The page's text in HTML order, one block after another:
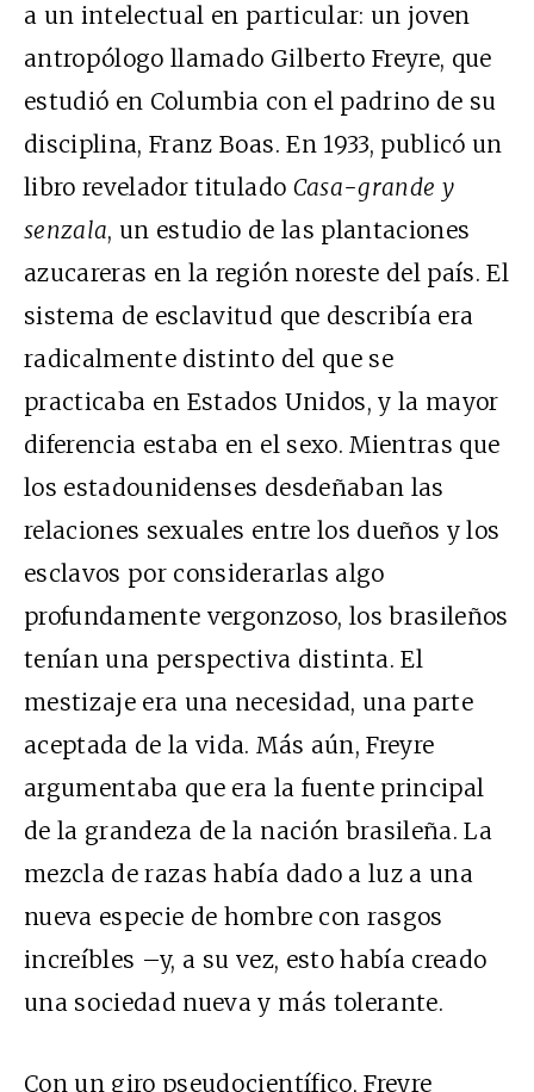
a un intelectual en particular: un joven
antropólogo llamado Gilberto Freyre, que
estudió en Columbia con el padrino de su
disciplina, Franz Boas. En 1933, publicó un
libro revelador titulado Casa-grande y
senzala, un estudio de las plantaciones
azucareras en la región noreste del país. El
sistema de esclavitud que describía era
radicalmente distinto del que se
practicaba en Estados Unidos, y la mayor
diferencia estaba en el sexo. Mientras que
los estadounidenses desdeñaban las
relaciones sexuales entre los dueños y los
esclavos por considerarlas algo
profundamente vergonzoso, los brasileños
tenían una perspectiva distinta. El
mestizaje era una necesidad, una parte
aceptada de la vida. Más aún, Freyre
argumentaba que era la fuente principal
de la grandeza de la nación brasileña. La
mezcla de razas había dado a luz a una
nueva especie de hombre con rasgos
increíbles –y, a su vez, esto había creado
una sociedad nueva y más tolerante.
Con un giro pseudocientífico, Freyre